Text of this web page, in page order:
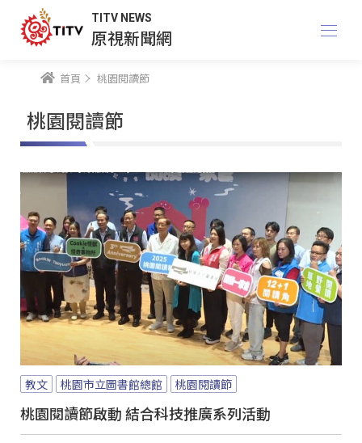
TITV NEWS
原視新聞網
首頁 桃園閱讀節
桃園閱讀節
教文 桃園市立圖書館總館 桃園閱讀節
桃園閱讀節啟動 結合科技推廣系列活動